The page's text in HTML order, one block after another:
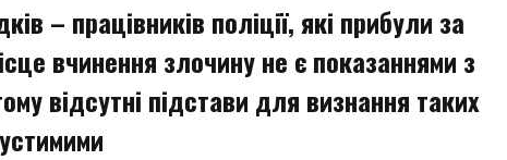
– працівників поліції, які прибули за
вчинення злочину не є показаннями з
відсутні підстави для визнання таких